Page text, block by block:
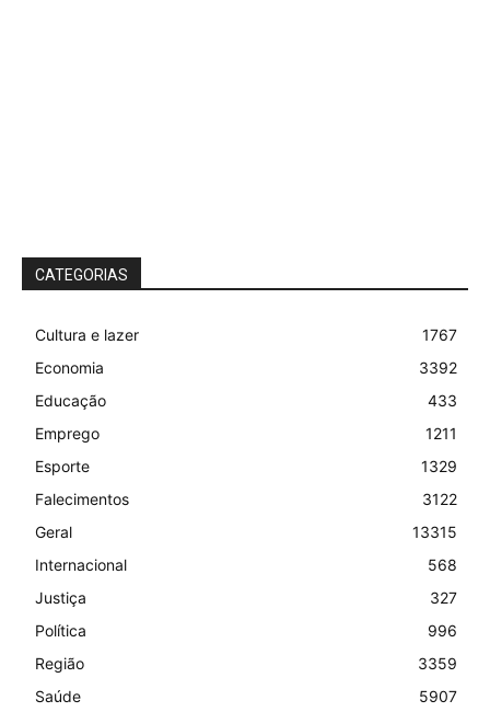
CATEGORIAS
Cultura e lazer
1767
Economia
3392
Educação
433
Emprego
1211
Esporte
1329
Falecimentos
3122
Geral
13315
Internacional
568
Justiça
327
Política
996
Região
3359
Saúde
5907